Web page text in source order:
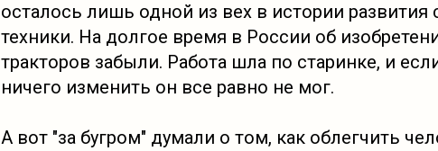
осталось лишь одной из вех в истории развития
техники. На долгое время в России об
тракторов забыли. Работа шла по старинке, и
ничего изменить он все равно не мог.
А вот "за бугром" думали о том, как облегчить